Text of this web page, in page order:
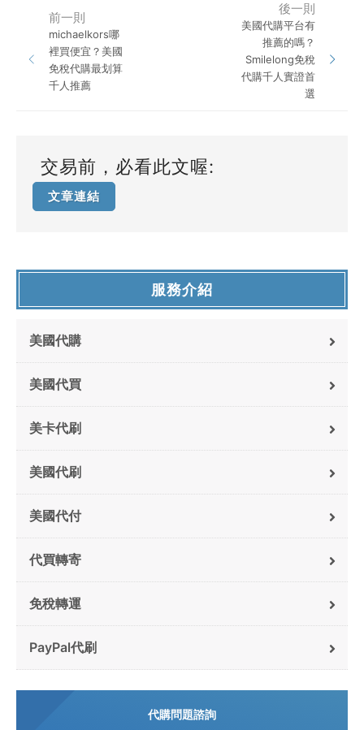
前一則
michaelkors哪
裡買便宜？美國
免稅代購最划算
千人推薦
後一則
美國代購平台有
推薦的嗎？
Smilelong免稅
代購千人實證首
選
交易前，必看此文喔:
文章連結
服務介紹
美國代購
美國代買
美卡代刷
美國代刷
美國代付
代買轉寄
免稅轉運
PayPal代刷
代購問題諮詢